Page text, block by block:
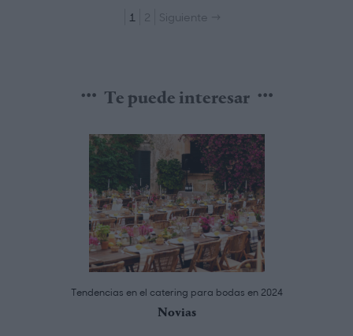
1 2 Siguiente →
Te puede interesar
Tendencias en el catering para bodas en 2024
Novias